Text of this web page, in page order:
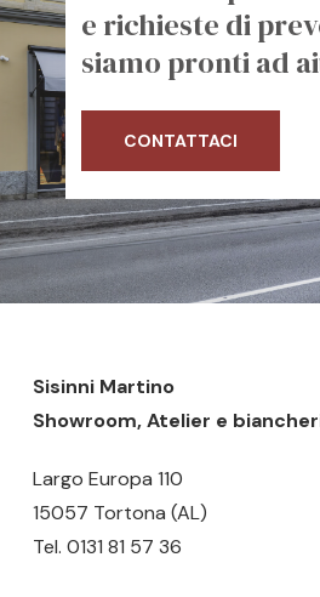
e richieste di
siamo pronti ad
CONTATTACI
Sisinni Martino
Showroom, Atelier e
Largo Europa 110
15057 Tortona (AL)
Tel. 0131 81 57 36